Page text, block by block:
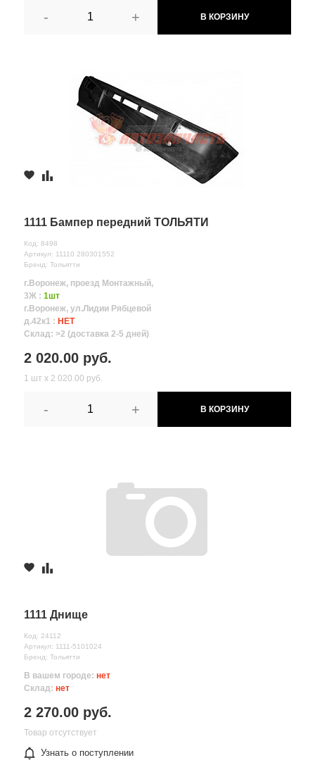
- + В КОРЗИНУ
1111 Бампер передний ТОЛЬЯТИ
Код: 8498
Артикул: 11110 280301552
Бренд: Тольятти
г.Воронеж, проезд Монтажный,
3Ж : 1шт
г.Воронеж, ул.Лидии Рябцевой
д.42к1 : НЕТ
Склад: >2 (доставка 2-5 дней)
2 020.00 руб.
1 шт х 2 020.00 руб.
- + В КОРЗИНУ
1111 Днище
Код: 24112
Артикул: 1111-5101024
Бренд: Тольятти
В вашем городе: нет
Склад: нет
2 270.00 руб.
Товар отсутствует
Узнать о поступлении